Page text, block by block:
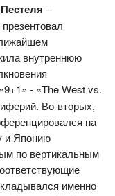
–
внутреннюю
- «The West vs.
Во-вторых,
на
и Японию
по вертикальным
именно